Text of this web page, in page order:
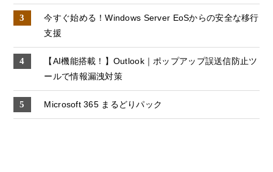
今すぐ始める！Windows Server EoSからの安全な移行
支援
【AI機能搭載！】Outlook｜ポップアップ誤送信防止ツ
ールで情報漏洩対策
Microsoft 365 まるどりパック